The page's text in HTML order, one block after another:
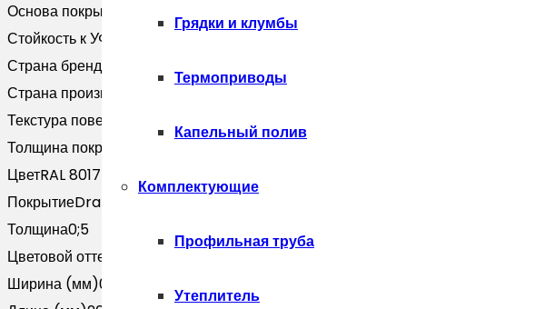
Грядки и клумбы
Термоприводы
Капельный полив
Комплектующие
Профильная труба
Утеплитель
Основа покрытия
Стойкость к УФ
Страна бренда
Страна производитель
Текстура поверхности
Текстурированная
Толщина покрытия, мкм
ЦветRAL 8017
ПокрытиеDrap
Толщина0;5
Цветовой оттенок
Ширина (мм)0